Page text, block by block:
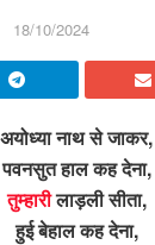
18/10/2024
अयोध्या नाथ से जाकर,
पवनसुत हाल कह देना,
तुम्हारीलाड़ली सीता,
हुई बेहाल कह देना,